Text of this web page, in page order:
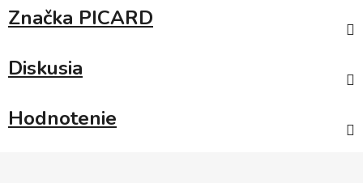
Značka PICARD
Diskusia
Hodnotenie